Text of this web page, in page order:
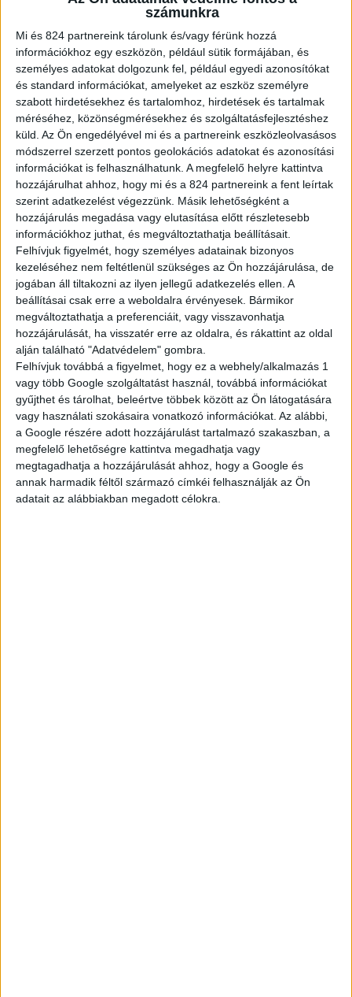
számunkra
Mi és 824 partnereink tárolunk és/vagy férünk hozzá
információkhoz egy eszközön, például sütik formájában, és
személyes adatokat dolgozunk fel, például egyedi azonosítókat
és standard információkat, amelyeket az eszköz személyre
szabott hirdetésekhez és tartalomhoz, hirdetések és tartalmak
méréséhez, közönségmérésekhez és szolgáltatásfejlesztéshez
küld. Az Ön engedélyével mi és a partnereink eszközleolvasásos
módszerrel szerzett pontos geolokációs adatokat és azonosítási
információkat is felhasználhatunk. A megfelelő helyre kattintva
hozzájárulhat ahhoz, hogy mi és a 824 partnereink a fent leírtak
szerint adatkezelést végezzünk. Másik lehetőségként a
hozzájárulás megadása vagy elutasítása előtt részletesebb
információkhoz juthat, és megváltoztathatja beállításait.
Felhívjuk figyelmét, hogy személyes adatainak bizonyos
kezeléséhez nem feltétlenül szükséges az Ön hozzájárulása, de
jogában áll tiltakozni az ilyen jellegű adatkezelés ellen. A
beállításai csak erre a weboldalra érvényesek. Bármikor
megváltoztathatja a preferenciáit, vagy visszavonhatja
hozzájárulását, ha visszatér erre az oldalra, és rákattint az oldal
alján található "Adatvédelem" gombra.
Felhívjuk továbbá a figyelmet, hogy ez a webhely/alkalmazás 1
vagy több Google szolgáltatást használ, továbbá információkat
gyűjthet és tárolhat, beleértve többek között az Ön látogatására
vagy használati szokásaira vonatkozó információkat. Az alábbi,
a Google részére adott hozzájárulást tartalmazó szakaszban, a
megfelelő lehetőségre kattintva megadhatja vagy
megtagadhatja a hozzájárulását ahhoz, hogy a Google és
annak harmadik féltől származó címkéi felhasználják az Ön
adatait az alábbiakban megadott célokra.
TELJES KÍNÁLAT
AKTUÁLIS
AJÁNLATAINK